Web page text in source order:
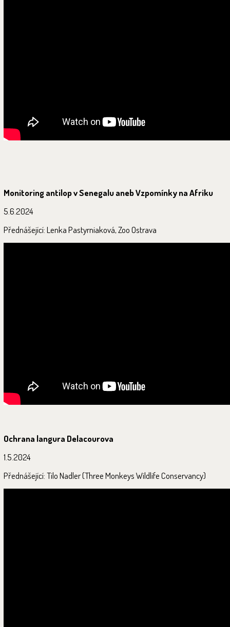
Monitoring antilop v Senegalu aneb Vzpomínky na Afriku
5.6.2024
Přednášející: Lenka Pastyrniaková, Zoo Ostrava
Ochrana langura Delacourova
1.5.2024
Přednášející: Tilo Nadler (Three Monkeys Wildlife Conservancy)